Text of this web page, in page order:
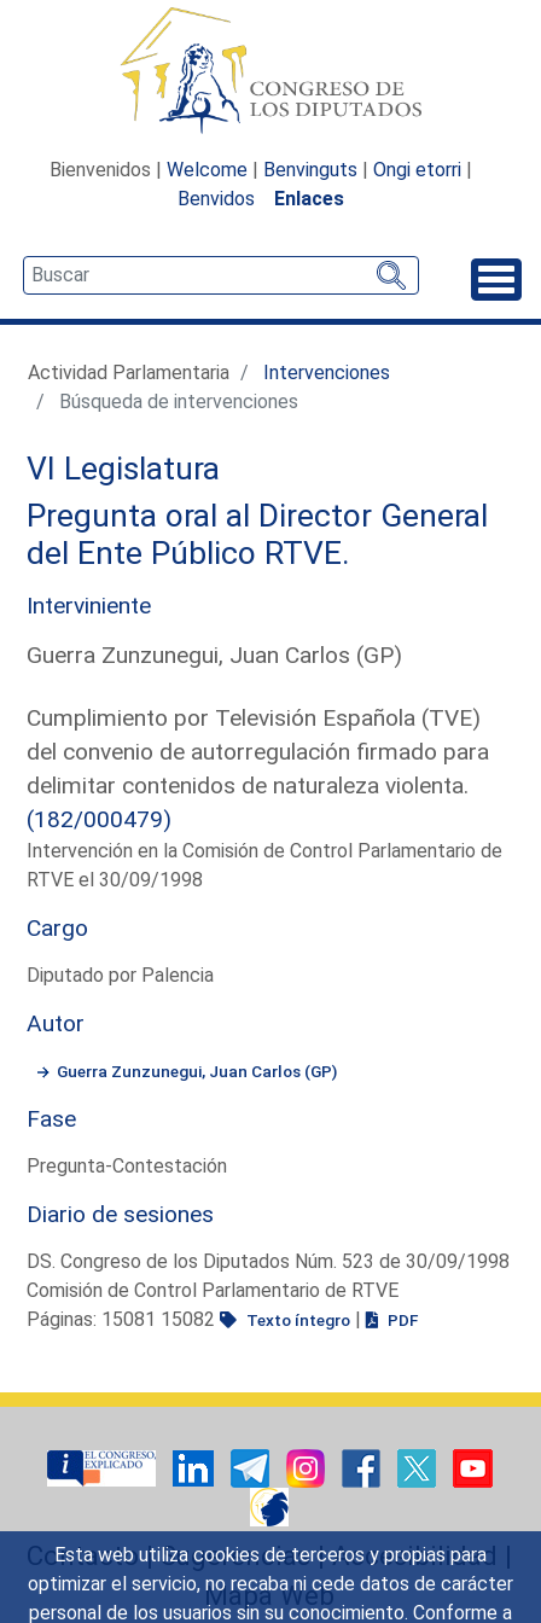
Esta web utiliza cookies de terceros y propias para
optimizar el servicio, no recaba ni cede datos de carácter
personal de los usuarios sin su conocimiento. Conforme a
Bienvenidos | Welcome | Benvinguts | Ongi etorri |
Benvidos
Enlaces
Actividad Parlamentaria
Intervenciones
Búsqueda de intervenciones
VI Legislatura
Pregunta oral al Director General
del Ente Público RTVE.
Interviniente
Guerra Zunzunegui, Juan Carlos (GP)
Cumplimiento por Televisión Española (TVE)
del convenio de autorregulación firmado para
delimitar contenidos de naturaleza violenta.
(182/000479)
Intervención en la Comisión de Control Parlamentario de
RTVE el 30/09/1998
Cargo
Diputado por Palencia
Autor
Guerra Zunzunegui, Juan Carlos (GP)
Fase
Pregunta-Contestación
Diario de sesiones
DS. Congreso de los Diputados Núm. 523 de 30/09/1998
Comisión de Control Parlamentario de RTVE
Páginas: 15081 15082
Texto íntegro | PDF
Contacto|Sugerencias|Accesibilidad |
Mapa Web